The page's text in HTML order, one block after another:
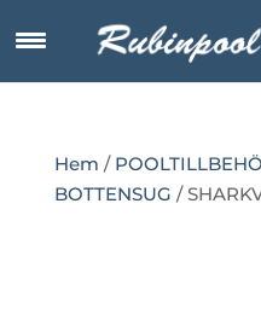
Hem /
BOTTENSUG /